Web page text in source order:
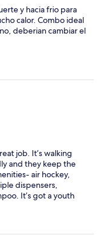
und freundliches
y hacia frio para
calor. Combo ideal
deberian cambiar el
job. It’s walking
and they keep the
air hockey,
dispensers,
It’s got a youth
than bunk beds.
in the lobby, and